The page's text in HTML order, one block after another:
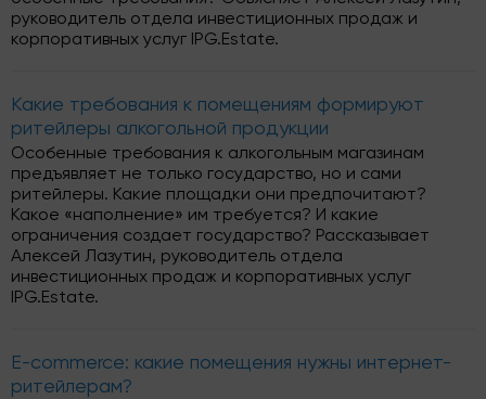
руководитель отдела инвестиционных продаж и
корпоративных услуг IPG.Estate.
Какие требования к помещениям формируют
ритейлеры алкогольной продукции
Особенные требования к алкогольным магазинам
предъявляет не только государство, но и сами
ритейлеры. Какие площадки они предпочитают?
Какое «наполнение» им требуется? И какие
ограничения создает государство? Рассказывает
Алексей Лазутин, руководитель отдела
инвестиционных продаж и корпоративных услуг
IPG.Estate.
E-commerce: какие помещения нужны интернет-
ритейлерам?